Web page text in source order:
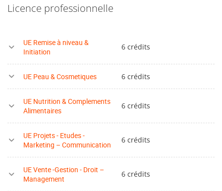
Licence professionnelle
UE Remise à niveau &
Initiation
6 crédits
UE Peau & Cosmetiques 6 crédits
UE Nutrition & Complements
Alimentaires
6 crédits
UE Projets - Etudes -
Marketing – Communication
6 crédits
UE Vente -Gestion - Droit –
Management
6 crédits